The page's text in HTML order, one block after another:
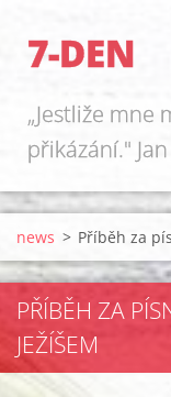
7-DEN
„Jestliže mne
přikázání."
news > Příběh za
PŘÍBĚH ZA
JEŽÍŠEM